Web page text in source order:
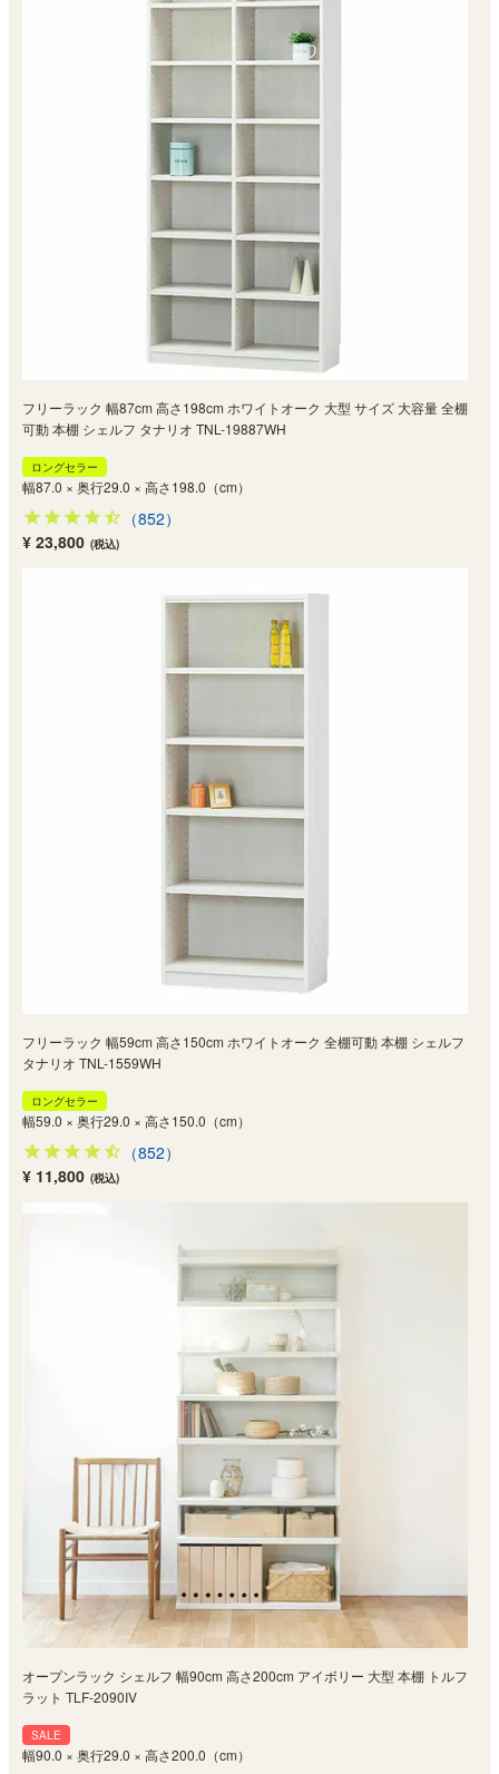
フリーラック 幅87cm 高さ198cm ホワイトオーク 大型 サイズ 大容量 全棚
可動 本棚 シェルフ タナリオ TNL-19887WH
ロングセラー
幅87.0 × 奥行29.0 × 高さ198.0（cm）
（852）
¥ 23,800 (税込)
フリーラック 幅59cm 高さ150cm ホワイトオーク 全棚可動 本棚 シェルフ
タナリオ TNL-1559WH
ロングセラー
幅59.0 × 奥行29.0 × 高さ150.0（cm）
（852）
¥ 11,800 (税込)
オープンラック シェルフ 幅90cm 高さ200cm アイボリー 大型 本棚 トルフ
ラット TLF-2090IV
SALE
幅90.0 × 奥行29.0 × 高さ200.0（cm）